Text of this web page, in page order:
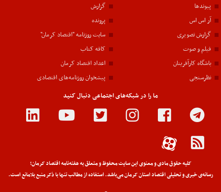
پیوندها
آر اس اس
گزارش
پرونده
گزارش تصویری
فیلم و صوت
باشگاه کارآفرینان
نظرسنجی
سایت روزنامه "اقتصاد کرمان"
کافه کتاب
اعداد اقتصاد کرمان
پیشخوان روزنامه‌های اقتصادی
ما را در شبکه‌های اجتماعی دنبال کنید
کلیه حقوق مادی و معنوی این سایت محفوظ و متعلق به هفته‌نامه اقتصاد کرمان؛
رسانه‌ی خبری و تحلیلی اقتصاد استان کرمان می‌باشد. استفاده از مطالب تنها با ذکر منبع بلامانع است.